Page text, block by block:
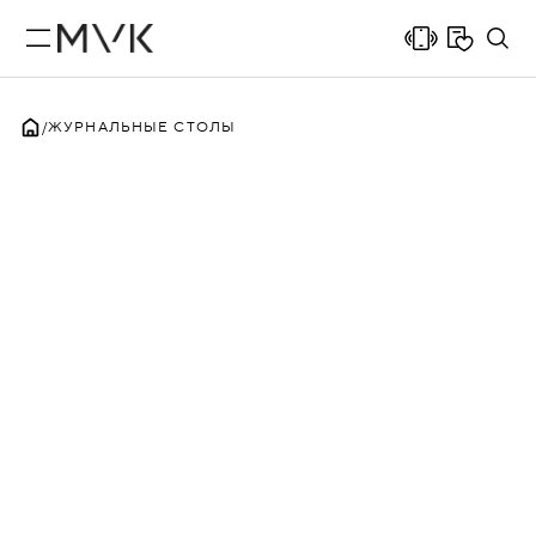
ЖУРНАЛЬНЫЕ СТОЛЫ